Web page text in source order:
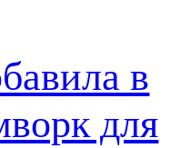
в
для